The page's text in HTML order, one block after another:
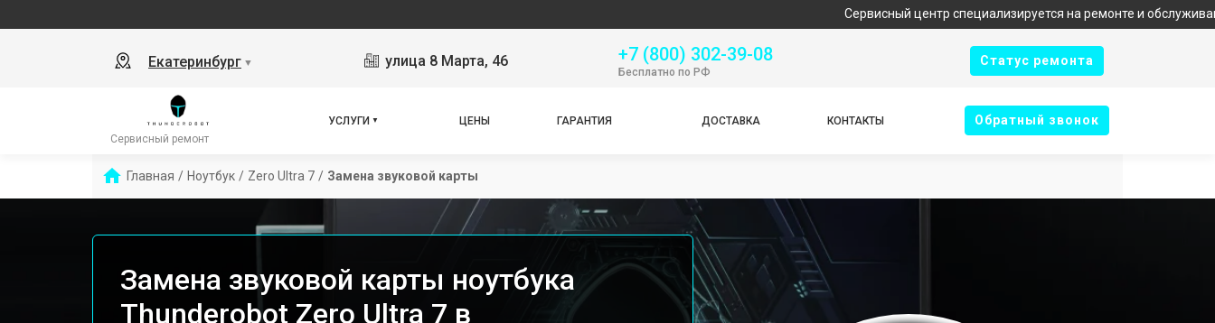
Сервисный центр специализируется на ремонте и обслуживании
Екатеринбург ▼ улица 8 Марта, 46 +7 (800) 302-39-08
Бесплатно по РФ
Cтатус ремонта
Сервисный ремонт
УСЛУГИ ЦЕНЫ ГАРАНТИЯ ДОСТАВКА КОНТАКТЫ Oбратный звонок
Главная / Ноутбук / Zero Ultra 7 / Замена звуковой карты
Замена звуковой карты ноутбука
Thunderobot Zero Ultra 7 в